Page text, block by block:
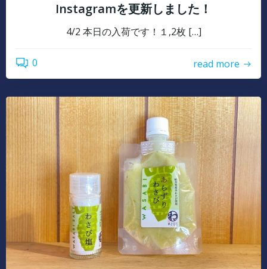
Instagramを更新しました！
4/2 本日の入荷です！１,2枚 […]
0 read more